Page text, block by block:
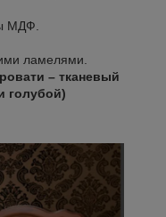
МДФ.
ламелями.
– тканевый
голубой)